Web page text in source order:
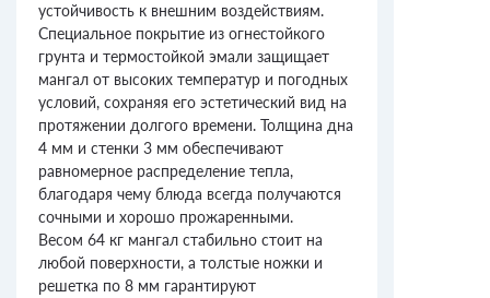
устойчивость к внешним воздействиям.
Специальное покрытие из огнестойкого
грунта и термостойкой эмали защищает
мангал от высоких температур и погодных
условий, сохраняя его эстетический вид на
протяжении долгого времени. Толщина дна
4 мм и стенки 3 мм обеспечивают
равномерное распределение тепла,
благодаря чему блюда всегда получаются
сочными и хорошо прожаренными.
Весом 64 кг мангал стабильно стоит на
любой поверхности, а толстые ножки и
решетка по 8 мм гарантируют